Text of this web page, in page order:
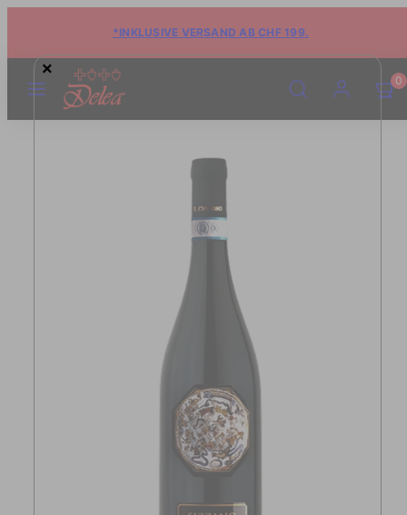
*INKLUSIVE VERSAND AB CHF 199.
MENÜ SUCHE KONTO
(0)
(0)
0
×